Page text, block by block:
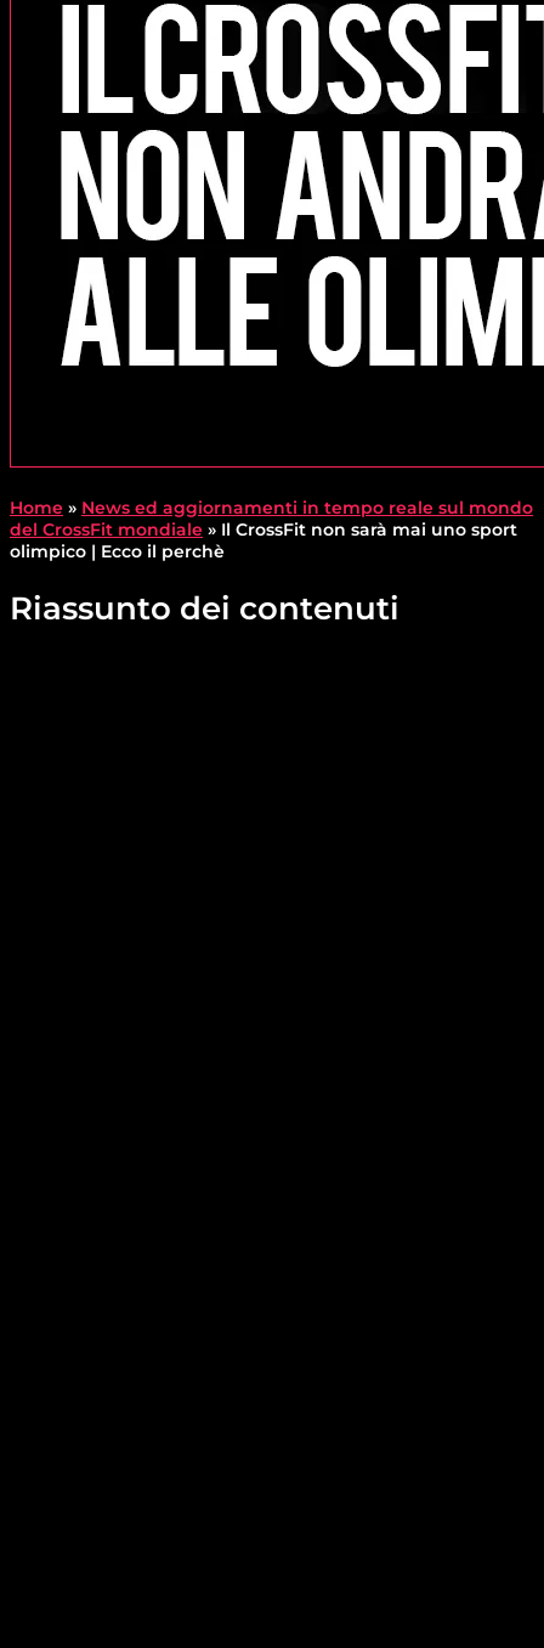
Home » News ed aggiornamenti in tempo reale sul mondo
del CrossFit mondiale » Il CrossFit non sarà mai uno sport
olimpico | Ecco il perchè
Riassunto dei contenuti